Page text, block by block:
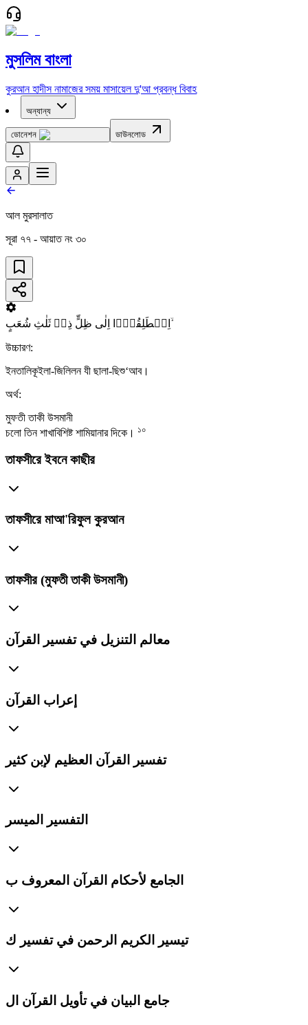
মুসলিম বাংলা
কুরআন হাদীস নামাজের সময় মাসায়েল দু'আ প্রবন্ধ বিবাহ
অন্যান্য
ডোনেশন ডাউনলোড
আল মুরসালাত
সূরা ৭৭ - আয়াত নং ৩০
اِنۡطَلِقُوۡۤا اِلٰی ظِلٍّ ذِیۡ ثَلٰثِ شُعَبٍ ۙ
উচ্চারণ:
ইনতালিকূইলা-জিলিলন যী ছালা-ছিশু‘আব।
অর্থ:
মুফতী তাকী উসমানী
চলো তিন শাখাবিশিষ্ট শামিয়ানার দিকে। ১০
তাফসীরে ইবনে কাছীর
তাফসীরে মাআ'রিফুল কুরআন
তাফসীর (মুফতী তাকী উসমানী)
معالم التنزيل في تفسير القرآن
إعراب القرآن
تفسير القرآن العظيم لإبن كثير
التفسير الميسر
الجامع لأحكام القرآن المعروف ب
تيسير الكريم الرحمن في تفسير ك
جامع البيان في تأويل القرآن ال